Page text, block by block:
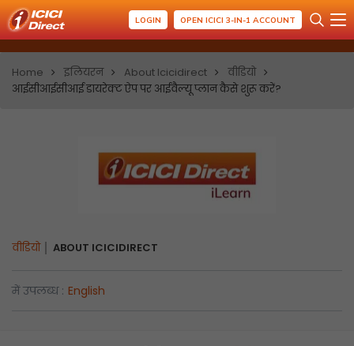
LOGIN OPEN ICICI 3-IN-1 ACCOUNT
Home इलियरन About Icicidirect
वीडियो
आईसीआईसीआई डायरेक्ट ऐप पर आईवैल्यू प्लान कैसे शुरू करें?
वीडियो ABOUT ICICIDIRECT
में उपलब्ध : English